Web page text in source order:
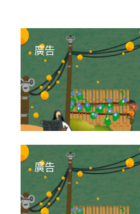
廣告
廣告